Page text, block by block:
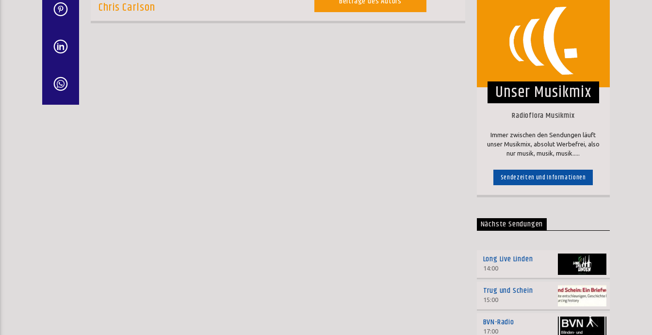
Chris Carlson
Unser Musikmix
Radioflora Musikmix
Immer zwischen den Sendungen läuft
unser Musikmix, absolut Werbefrei, also
nur musik, musik, musik.....
Sendezeiten und Informationen
Nächste Sendungen
Long Live Linden
14:00
Trug und Schein
15:00
BVN-Radio
17:00